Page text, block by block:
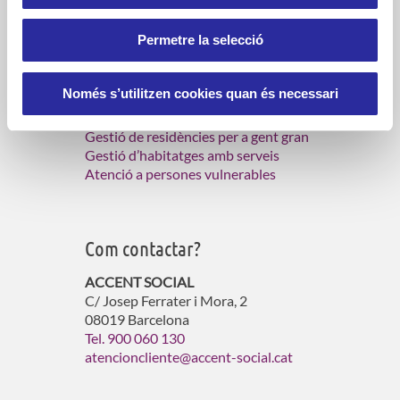
Permetre la selecció
Només s’utilitzen cookies quan és necessari
persones grans.
Què fem?
Serveis d’atenció domiciliària
Gestió de residències per a gent gran
Gestió d’habitatges amb serveis
Atenció a persones vulnerables
Com contactar?
ACCENT SOCIAL
C/ Josep Ferrater i Mora, 2
08019 Barcelona
Tel. 900 060 130
atencioncliente@accent-social.cat